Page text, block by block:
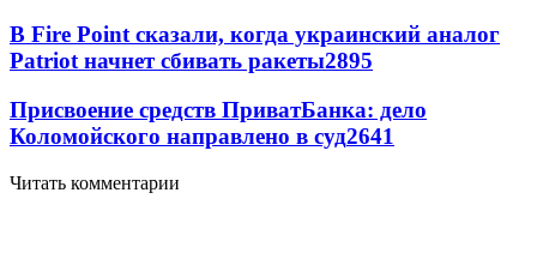
В Fire Point сказали, когда украинский аналог
Patriot начнет сбивать ракеты2895
Присвоение средств ПриватБанка: дело
Коломойского направлено в суд2641
Читать комментарии